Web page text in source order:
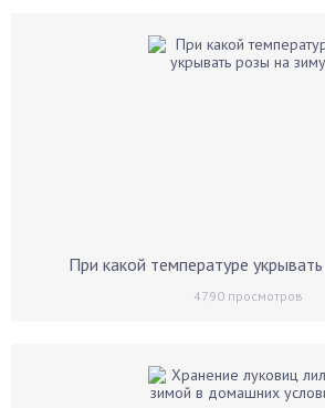
При какой температуре
4790просмотров